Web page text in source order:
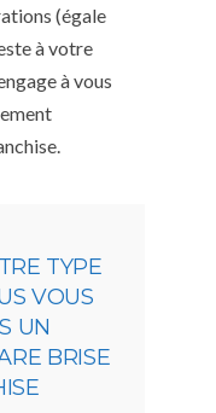
(égale
à votre
à vous
TYPE
VOUS
UN
BRISE